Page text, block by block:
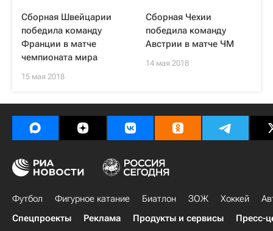
Сборная Швейцарии
победила команду
Франции в матче
чемпионата мира
15 мая 2018
Сборная Чехии
победила команду
Австрии в матче ЧМ
14 мая 2018
Футбол Фигурное катание Биатлон ЗОЖ Хоккей
Спецпроекты
Реклама Продукты и сервисы Пресс-